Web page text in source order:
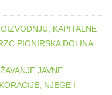
KAPITALNE
PIONIRSKA DOLINA
JAVNE
NJEGE I